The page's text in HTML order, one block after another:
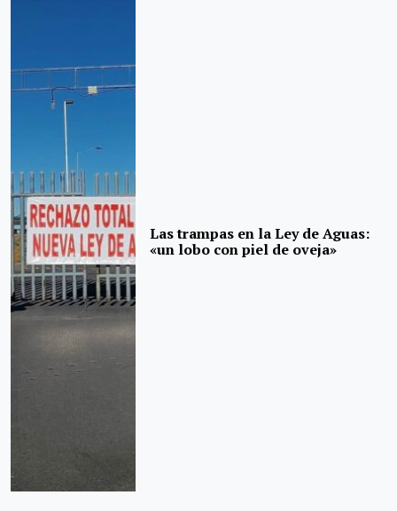
Las trampas en la Ley de Aguas:
«un lobo con piel de oveja»